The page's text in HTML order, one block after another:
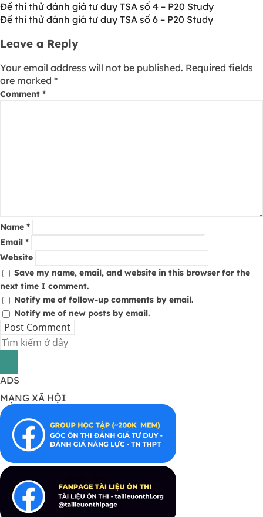
Đề thi thử đánh giá tư duy TSA số 4 – P20 Study
Đề thi thử đánh giá tư duy TSA số 6 – P20 Study
Leave a Reply
Your email address will not be published. Required fields
are marked *
Comment *
Name *
Email *
Website
Save my name, email, and website in this browser for the
next time I comment.
Notify me of follow-up comments by email.
Notify me of new posts by email.
ADS
MẠNG XÃ HỘI